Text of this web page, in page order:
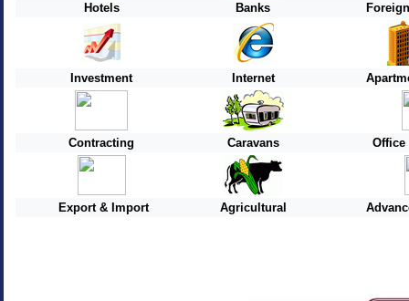
Hotels Banks Foreign
Investment Internet
Contracting Caravans Office
Export & Import Agricultural